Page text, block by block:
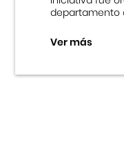
departamento
Ver más